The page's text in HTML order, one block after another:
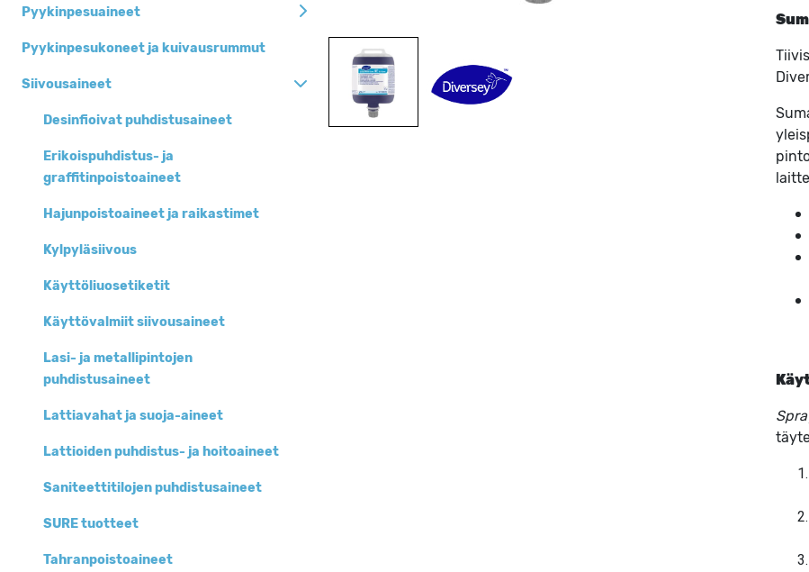
Pyykinpesuaineet
Pyykinpesukoneet ja kuivausrummut
Siivousaineet
Desinfioivat puhdistusaineet
Erikoispuhdistus- ja
graffitinpoistoaineet
Hajunpoistoaineet ja raikastimet
Kylpyläsiivous
Käyttöliuosetiketit
Käyttövalmiit siivousaineet
Lasi- ja metallipintojen
puhdistusaineet
Lattiavahat ja suoja-aineet
Lattioiden puhdistus- ja hoitoaineet
Saniteettitilojen puhdistusaineet
SURE tuotteet
Tahranpoistoaineet
Pehmopaperit ja
ja biopussit
Henkilöhygienia
Keittiöhygienia
Pyykinpesuaineet
Siivouskoneet
Suojaimet
Kertakäyttöastiat
Toimistotarvikkeet